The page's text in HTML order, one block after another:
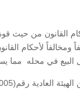
القانون من حيث
ومخالفاً لأحكام
البيع في محله مما
2005) فصل بتاريخ 25/7/2005 .